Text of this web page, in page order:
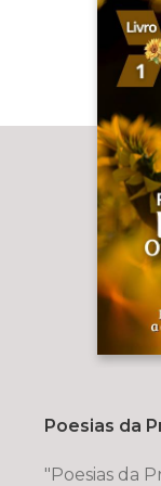
Poesias da
"Poesias da